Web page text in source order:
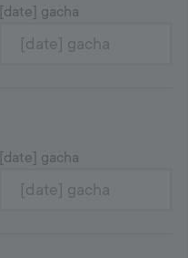
[date] gacha
[date] gacha